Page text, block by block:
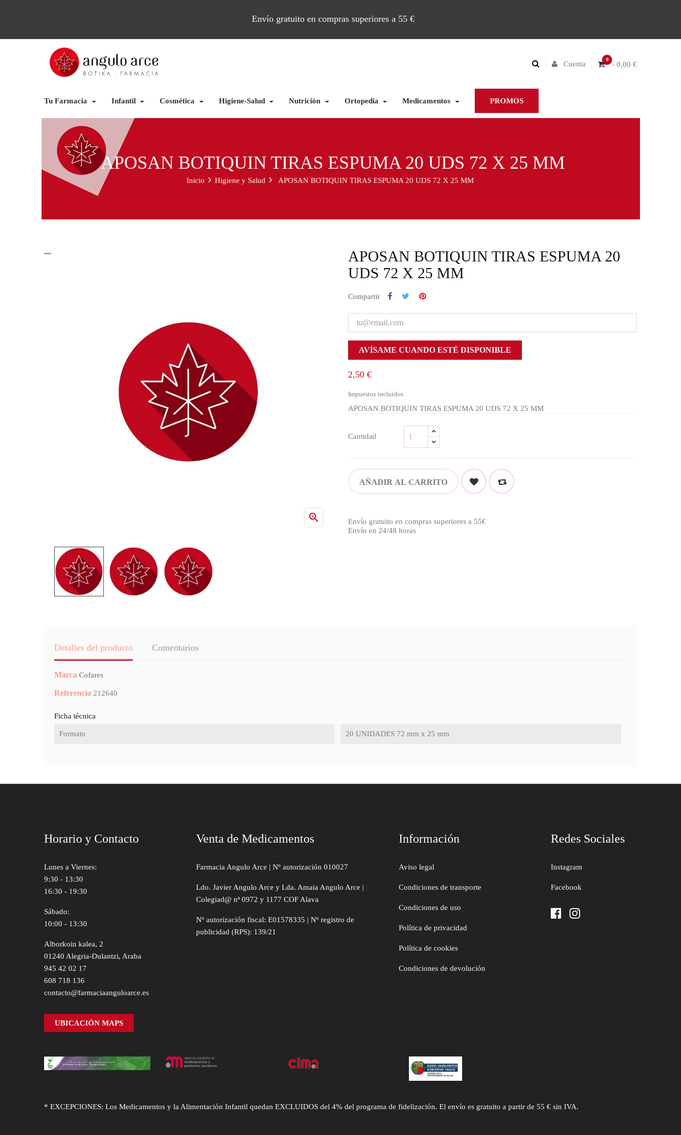
Envío gratuito en compras superiores a 55 €
0
- 0,00 €
Cuenta
Tu Farmacia Infantil Cosmética Higiene-Salud Nutrición Ortopedia Medicamentos PROMOS
APOSAN BOTIQUIN TIRAS ESPUMA 20 UDS 72 X 25 MM
Inicio Higiene y Salud APOSAN BOTIQUIN TIRAS ESPUMA 20 UDS 72 X 25 MM

APOSAN BOTIQUIN TIRAS ESPUMA 20
UDS 72 X 25 MM
Compartir
AVÍSAME CUANDO ESTÉ DISPONIBLE
2,50 €
Impuestos incluidos
APOSAN BOTIQUIN TIRAS ESPUMA 20 UDS 72 X 25 MM
Cantidad
AÑADIR AL CARRITO
Envío gratuito en compras superiores a 55€
Envío en 24/48 horas
Detalles del producto Comentarios
Marca Cofares
Referencia 212640
Ficha técnica
Formato 20 UNIDADES 72 mm x 25 mm
Horario y Contacto
Lunes a Viernes:
9:30 - 13:30
16:30 - 19:30
Sábado:
10:00 - 13:30
Alborkoin kalea, 2
01240 Alegria-Dulantzi, Araba
945 42 02 17
608 718 136
contacto@farmaciaanguloarce.es
UBICACIÓN MAPS
Venta de Medicamentos
Farmacia Angulo Arce | Nº autorización 010027
Ldo. Javier Angulo Arce y Lda. Amaia Angulo Arce |
Colegiad@ nª 0972 y 1177 COF Alava
Nº autorización fiscal: E01578335 | Nº registro de
publicidad (RPS): 139/21
Información
Aviso legal
Condiciones de transporte
Condiciones de uso
Política de privacidad
Política de cookies
Condiciones de devolución
Redes Sociales
Instagram
Facebook
* EXCEPCIONES: Los Medicamentos y la Alimentación Infantil quedan EXCLUIDOS del 4% del programa de fidelización. El envío es gratuito a partir de 55 € sin IVA.